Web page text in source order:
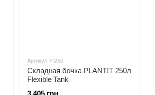
Артикул: Fl250
Складная бочка PLANT!T 250л
Flexible Tank
3 405 грн